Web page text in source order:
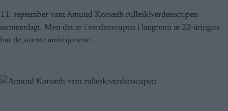
11. september vant Amund Korsæth rulleskiverdenscupen
sammenlagt. Men det er i verdenscupen i langrenn at 22-åringen
har de største ambisjonene.